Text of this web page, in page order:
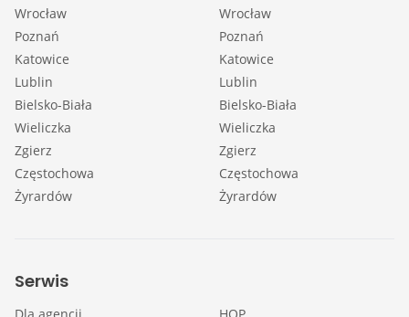
Wrocław
Poznań
Katowice
Lublin
Bielsko-Biała
Wieliczka
Zgierz
Częstochowa
Żyrardów
Wrocław
Poznań
Katowice
Lublin
Bielsko-Biała
Wieliczka
Zgierz
Częstochowa
Żyrardów
Serwis